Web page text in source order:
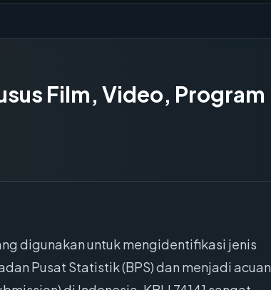
Film, Video, Program
digunakan untuk mengidentifikasi jenis
Pusat Statistik (BPS) dan menjadi acuan